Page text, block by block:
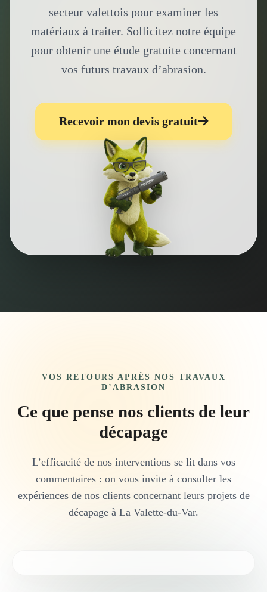
secteur valettois pour examiner les
matériaux à traiter. Sollicitez notre équipe
pour obtenir une étude gratuite concernant
vos futurs travaux d’abrasion.
Recevoir mon devis gratuit
VOS RETOURS APRÈS NOS TRAVAUX
D’ABRASION
Ce que pense nos clients de leur
décapage
L’efficacité de nos interventions se lit dans vos
commentaires : on vous invite à consulter les
expériences de nos clients concernant leurs projets de
décapage à La Valette-du-Var.